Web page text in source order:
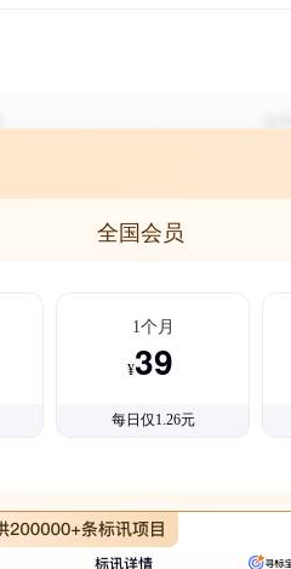
全国会员
1个月
¥39
每日仅1.26元